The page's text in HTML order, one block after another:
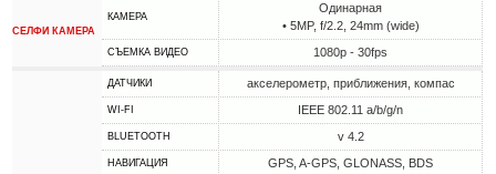
СЕЛФИ КАМЕРА
КАМЕРА
Одинарная
• 5MP, f/2.2, 24mm (wide)
СЪЕМКА ВИДЕО 1080p - 30fps
ДАТЧИКИ акселерометр, приближения, компас
WI-FI IEEE 802.11 a/b/g/n
BLUETOOTH v 4.2
НАВИГАЦИЯ GPS, A-GPS, GLONASS, BDS